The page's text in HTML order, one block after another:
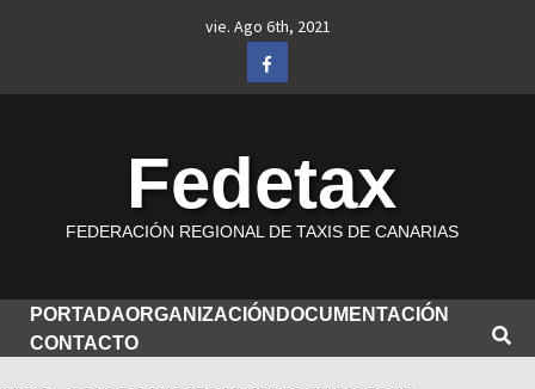
vie. Ago 6th, 2021
Facebook
Fedetax
FEDERACIÓN REGIONAL DE TAXIS DE CANARIAS
PORTADAORGANIZACIÓN DOCUMENTACIÓN
CONTACTO